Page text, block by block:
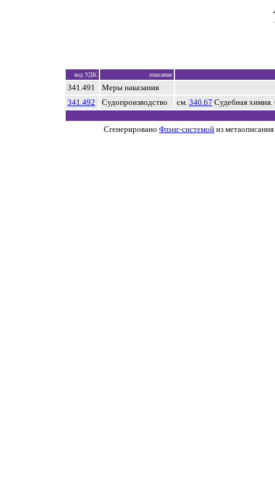
код УДК описание
341.491
Меры наказания
341.492
Судопроизводство см. 340.67 Судебная химия.
Сгенерировано Флэнг-системой из